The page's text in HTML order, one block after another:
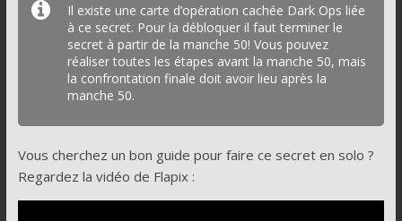
Il existe une carte d’opération cachée Dark Ops liée
à ce secret. Pour la débloquer il faut terminer le
secret à partir de la manche 50! Vous pouvez
réaliser toutes les étapes avant la manche 50, mais
la confrontation finale doit avoir lieu après la
manche 50.
Vous cherchez un bon guide pour faire ce secret en solo ?
Regardez la vidéo de Flapix :